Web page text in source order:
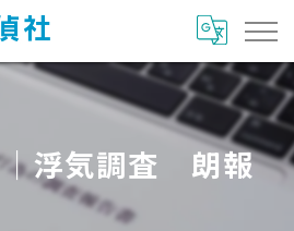
浮気調査 朗報